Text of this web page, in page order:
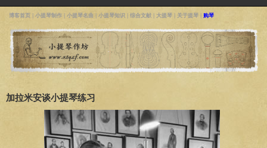
博客首页 小提琴制作 小提琴名曲 小提琴知识 综合文献 大提琴 关于提琴 购琴
加拉米安谈小提琴练习